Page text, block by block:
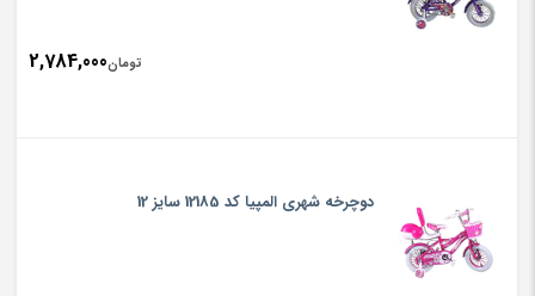
تومان2,784,000
دوچرخه شهری المپیا کد 12185 سایز 12